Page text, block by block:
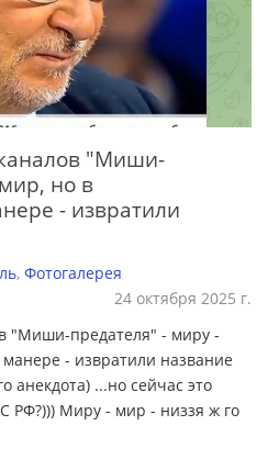
"Миши-
но в
- извратили
, Фотогалерея
24 октября 2025 г.
"Миши-предателя" - миру -
- извратили название
анекдота) ...но сейчас это
РФ?))) Миру - мир - низзя ж го